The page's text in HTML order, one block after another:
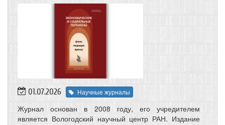
01.07.2026 Научные журналы
Журнал основан в 2008 году, его учредителем
является Вологодский научный центр РАН. Издание